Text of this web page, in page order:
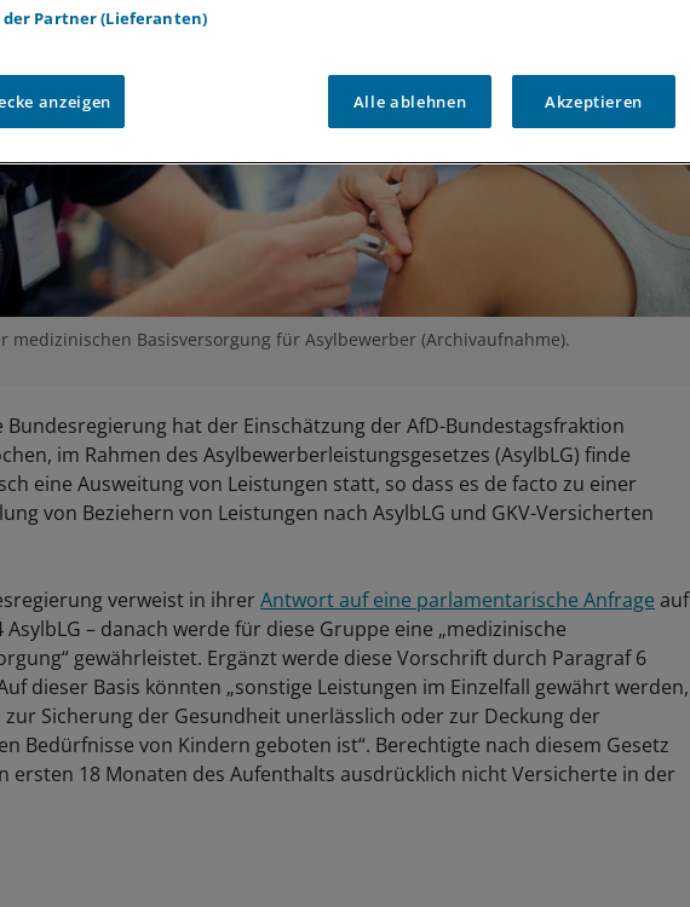
medizinischen Basisversorgung für Asylbewerber (Archivaufnahme).
Bundesregierung hat der Einschätzung der AfD-Bundestagsfraktion
im Rahmen des Asylbewerberleistungsgesetzes (AsylbLG) finde
eine Ausweitung von Leistungen statt, so dass es de facto zu einer
von Beziehern von Leistungen nach AsylbLG und GKV-Versicherten
verweist in ihrerAntwort auf eine parlamentarische Anfrage auf
AsylbLG – danach werde für diese Gruppe eine „medizinische
gewährleistet. Ergänzt werde diese Vorschrift durch Paragraf 6
dieser Basis könnten „sonstige Leistungen im Einzelfall gewährt werden,
zur Sicherung der Gesundheit unerlässlich oder zur Deckung der
Bedürfnisse von Kindern geboten ist“. Berechtigte nach diesem Gesetz
ersten 18 Monaten des Aufenthalts ausdrücklich nicht Versicherte in der
der Partner (Lieferanten)
anzeigen Alle ablehnen Akzeptieren